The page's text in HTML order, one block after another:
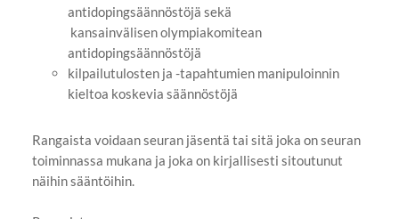
antidopingsäännöstöjä sekä
kansainvälisen olympiakomitean
antidopingsäännöstöjä
kilpailutulosten ja -tapahtumien manipuloinnin
kieltoa koskevia säännöstöjä
Rangaista voidaan seuran jäsentä tai sitä joka on seuran
toiminnassa mukana ja joka on kirjallisesti sitoutunut
näihin sääntöihin.